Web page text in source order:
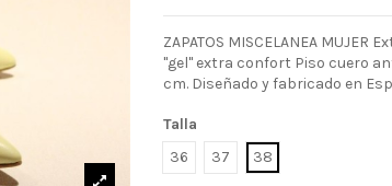
ZAPATOS MISCELANEA
"gel" extra confort Piso cuero
cm. Diseñado y fabricado en
Talla
36
37 38